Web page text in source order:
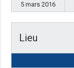
5 mars 2016
Lieu